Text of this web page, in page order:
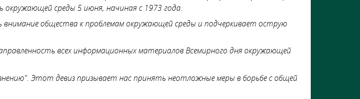
среды 5 июня, начиная с 1973 года.
внимание общества к проблемам окружающей среды и подчеркивает острую
всех информационных материалов Всемирного дня окружающей
Этот девиз призывает нас принять неотложные меры в борьбе с общей